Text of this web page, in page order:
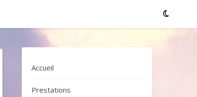
Accueil
Prestations